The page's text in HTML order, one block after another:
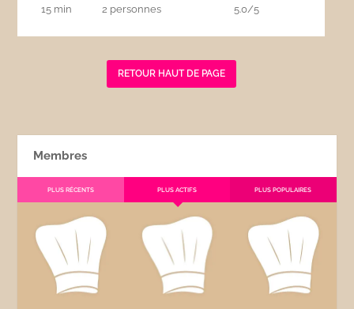
15 min 2 personnes 5.0/5
RETOUR HAUT DE PAGE
Membres
PLUS RÉCENTS PLUS ACTIFS PLUS POPULAIRES